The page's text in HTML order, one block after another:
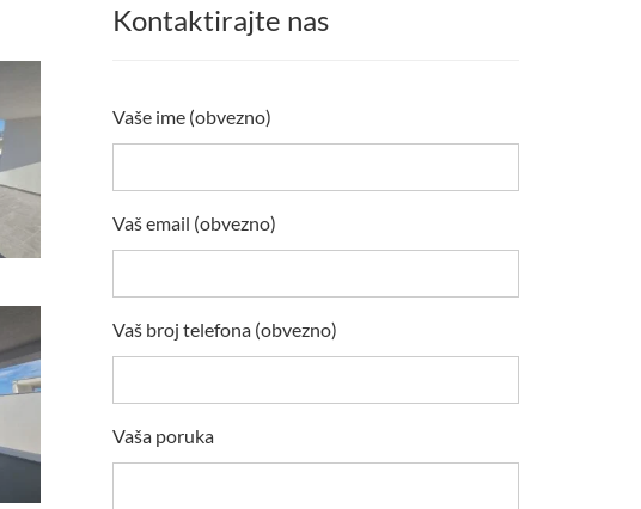
Kontaktirajte nas
Vaše ime (obvezno)
Vaš email (obvezno)
Vaš broj telefona (obvezno)
Vaša poruka